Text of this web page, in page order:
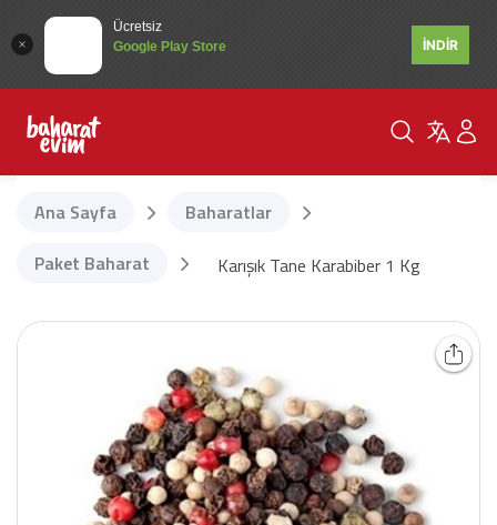
Ücretsiz
Google Play Store
İNDİR
Ana Sayfa
Baharatlar
Paket Baharat
Karışık Tane Karabiber 1 Kg